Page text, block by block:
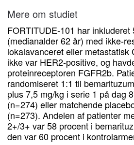
Mere om studiet
FORTITUDE-101 har inkluderet
(medianalder 62 år) med ikke-
lokalavanceret eller
ikke var HER2-positive, og
proteinreceptoren FGFR2b.
randomiseret 1:1 til
plus 7,5 mg/kg i serie 1 på dag
(n=274) eller matchende
(n=273). Andelen af patienter
2+/3+ var 58 procent i
den var 60 procent i